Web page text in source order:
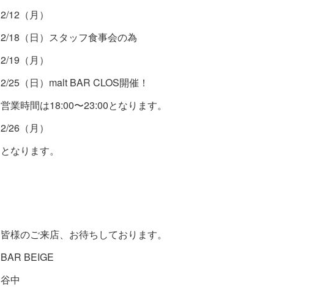
2/12（月）
2/18（日）スタッフ食事会の為
2/19（月）
2/25（日）malt BAR CLOS開催！
営業時間は18:00〜23:00となります。
2/26（月）
となります。
皆様のご来店、お待ちしております。
BAR BEIGE
谷中